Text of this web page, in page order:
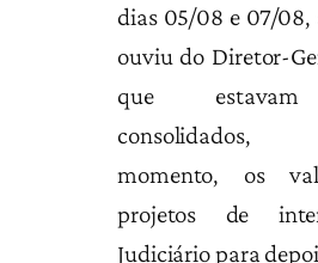
dias 05/08 e 07/08,
ouviu do Diretor-
que
consolidados,
momento, os
projetos de
Judiciário para